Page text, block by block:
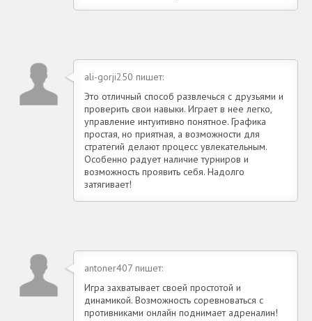
ali-gorji250 пишет:
Это отличный способ развлечься с друзьями и
проверить свои навыки. Играет в нее легко,
управление интуитивно понятное. Графика
простая, но приятная, а возможности для
стратегий делают процесс увлекательным.
Особенно радует наличие турниров и
возможность проявить себя. Надолго
затягивает!
antoner407 пишет:
Игра захватывает своей простотой и
динамикой. Возможность соревноваться с
противниками онлайн поднимает адреналин!